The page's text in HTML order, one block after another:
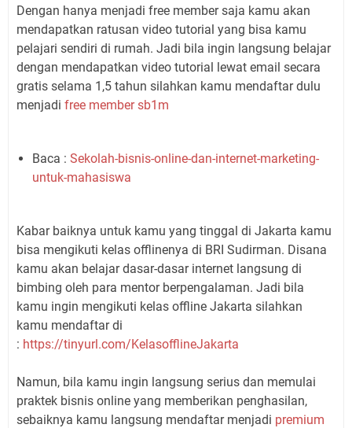
Dengan hanya menjadi free member saja kamu akan
mendapatkan ratusan video tutorial yang bisa kamu
pelajari sendiri di rumah. Jadi bila ingin langsung belajar
dengan mendapatkan video tutorial lewat email secara
gratis selama 1,5 tahun silahkan kamu mendaftar dulu
menjadi free member sb1m
Baca : Sekolah-bisnis-online-dan-internet-marketing-
untuk-mahasiswa
Kabar baiknya untuk kamu yang tinggal di Jakarta kamu
bisa mengikuti kelas offlinenya di BRI Sudirman. Disana
kamu akan belajar dasar-dasar internet langsung di
bimbing oleh para mentor berpengalaman. Jadi bila
kamu ingin mengikuti kelas offline Jakarta silahkan
kamu mendaftar di
: https://tinyurl.com/KelasofflineJakarta
Namun, bila kamu ingin langsung serius dan memulai
praktek bisnis online yang memberikan penghasilan,
sebaiknya kamu langsung mendaftar menjadi premium